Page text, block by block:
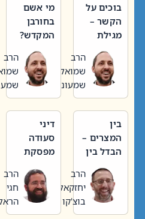
בוכים על
הקשר –
מגילת
איכה –
תשעה
באב
הרב
שמואל
שמעוני
מי אשם
בחורבן
המקדש?
– תשעה
באב
הרב
שמואל
שמעוני
בין
המצרים –
הבדל בין
חדשה
לישנה
הרב
יחזקאל
בוצ'קו
דיני
סעודה
מפסקת
תשעה
באב
הרב
חגי
הראל